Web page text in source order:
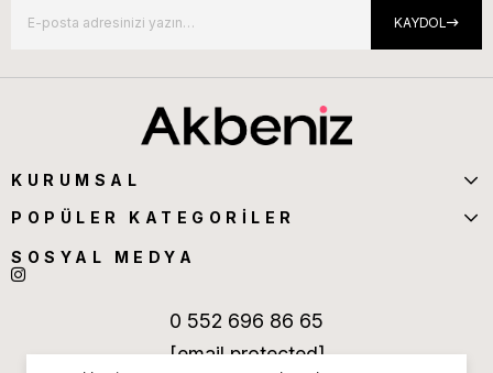
KAYDOL
KURUMSAL
POPÜLER KATEGORİLER
SOSYAL MEDYA
0 552 696 86 65
[email protected]